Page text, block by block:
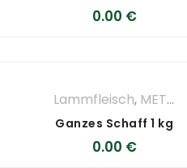
0.00 €
Lammfleisch, METZGEREI
Ganzes Schaff 1 kg
0.00 €